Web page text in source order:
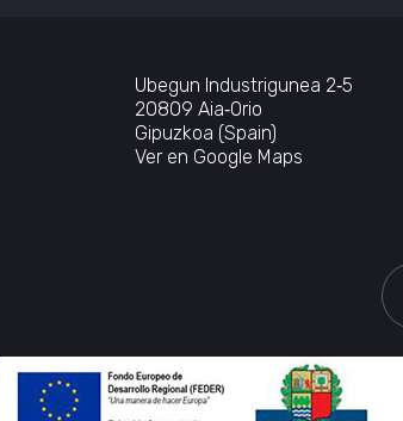
Ubegun Industrigunea 2‐5
20809 Aia‐Orio
Gipuzkoa (Spain)
Ver en Google Maps